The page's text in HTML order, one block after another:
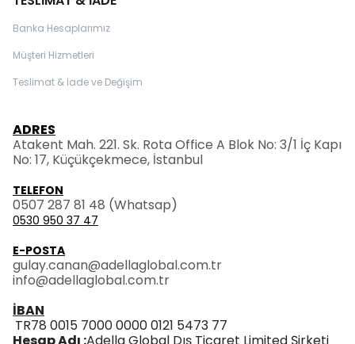
Banka Hesaplarımız
Müşteri Hizmetleri
Teslimat & İade ve Değişim
ADRES
Atakent Mah. 221. Sk. Rota Office A Blok No: 3/1 İç Kapı
No: 17, Küçükçekmece, İstanbul
TELEFON
0507 287 81 48 (Whatsap)
0530 950 37 47
E-POSTA
gulay.canan@adellaglobal.com.tr
info@adellaglobal.com.tr
İBAN
TR78 0015 7000 0000 0121 5473 77